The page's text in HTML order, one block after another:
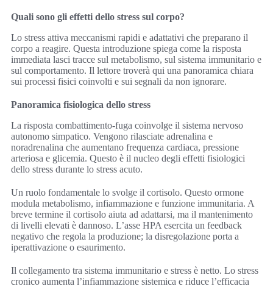
Quali sono gli effetti dello stress sul corpo?
Lo stress attiva meccanismi rapidi e adattativi che preparano il
corpo a reagire. Questa introduzione spiega come la risposta
immediata lasci tracce sul metabolismo, sul sistema immunitario e
sul comportamento. Il lettore troverà qui una panoramica chiara
sui processi fisici coinvolti e sui segnali da non ignorare.
Panoramica fisiologica dello stress
La risposta combattimento-fuga coinvolge il sistema nervoso
autonomo simpatico. Vengono rilasciate adrenalina e
noradrenalina che aumentano frequenza cardiaca, pressione
arteriosa e glicemia. Questo è il nucleo degli effetti fisiologici
dello stress durante lo stress acuto.
Un ruolo fondamentale lo svolge il cortisolo. Questo ormone
modula metabolismo, infiammazione e funzione immunitaria. A
breve termine il cortisolo aiuta ad adattarsi, ma il mantenimento
di livelli elevati è dannoso. L’asse HPA esercita un feedback
negativo che regola la produzione; la disregolazione porta a
iperattivazione o esaurimento.
Il collegamento tra sistema immunitario e stress è netto. Lo stress
cronico aumenta l’infiammazione sistemica e riduce l’efficacia